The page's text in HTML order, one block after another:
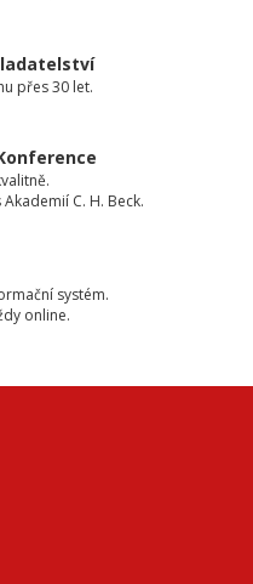
přes 30 let.
C. H. Beck.
systém.
online.